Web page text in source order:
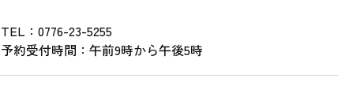
TEL：0776-23-5255
予約受付時間：午前9時から午後5時